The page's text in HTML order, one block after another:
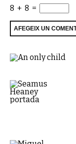
8 + 8 =